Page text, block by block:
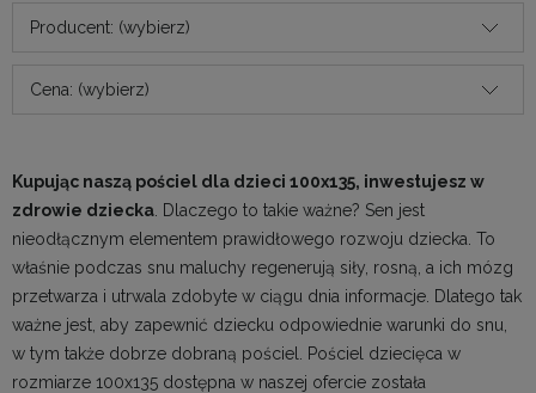
Producent: (wybierz)
Cena: (wybierz)
Kupując naszą pościel dla dzieci 100x135, inwestujesz w
zdrowie dziecka . Dlaczego to takie ważne? Sen jest
nieodłącznym elementem prawidłowego rozwoju dziecka. To
właśnie podczas snu maluchy regenerują siły, rosną, a ich mózg
przetwarza i utrwala zdobyte w ciągu dnia informacje. Dlatego tak
ważne jest, aby zapewnić dziecku odpowiednie warunki do snu,
w tym także dobrze dobraną pościel. Pościel dziecięca w
rozmiarze 100x135 dostępna w naszej ofercie została